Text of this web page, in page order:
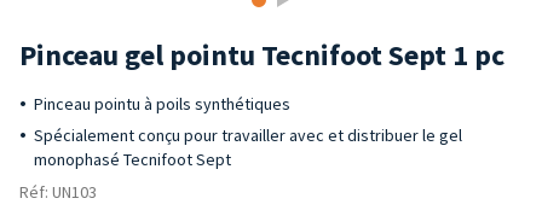
Pinceau gel pointu Tecnifoot Sept 1 pc
Pinceau pointu à poils synthétiques
Spécialement conçu pour travailler avec et distribuer le gel
monophasé Tecnifoot Sept
Réf: UN103